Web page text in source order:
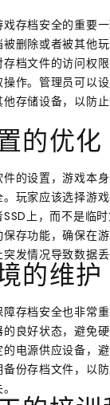
存档安全的重要
删除或者被其他
档文件的访问权
作。管理员可以
存储设备，以防止
的优化
的设置，游戏本
玩家应该选择游
上，而不是临时
存功能，确保在
发情况导致数据丢
的维护
存档安全也非常
良好状态，避免
电源供应设备，
份存档文件，以